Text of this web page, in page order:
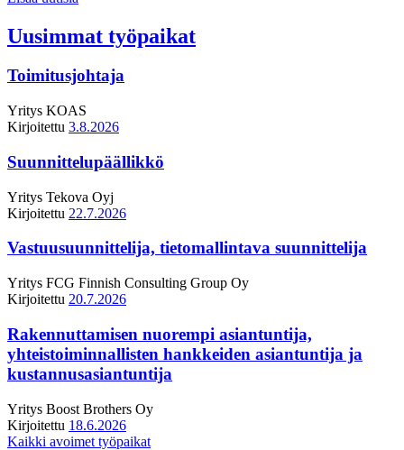
Uusimmat työpaikat
Toimitusjohtaja
Yritys KOAS
Kirjoitettu 3.8.2026
Suunnittelupäällikkö
Yritys Tekova Oyj
Kirjoitettu 22.7.2026
Vastuusuunnittelija, tietomallintava suunnittelija
Yritys FCG Finnish Consulting Group Oy
Kirjoitettu 20.7.2026
Rakennuttamisen nuorempi asiantuntija,
yhteistoiminnallisten hankkeiden asiantuntija ja
kustannusasiantuntija
Yritys Boost Brothers Oy
Kirjoitettu 18.6.2026
Kaikki avoimet työpaikat